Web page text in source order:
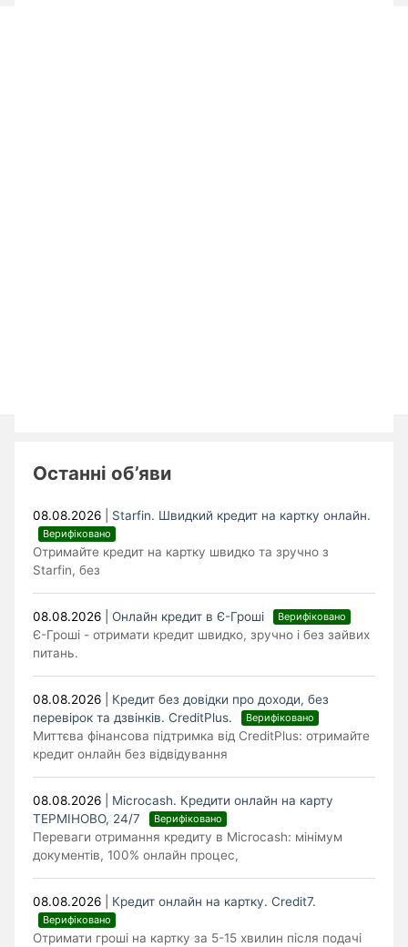
Останні об’яви
08.08.2026 Starfin. Швидкий кредит на картку онлайн.
Верифіковано
Отримайте кредит на картку швидко та зручно з
Starfin, без
08.08.2026 |Онлайн кредит в Є-Гроші Верифіковано
Є-Гроші - отримати кредит швидко, зручно і без зайвих
питань.
08.08.2026
Кредит без довідки про доходи, без
перевірок та дзвінків. CreditPlus.
Верифіковано
Миттєва фінансова підтримка від CreditPlus: отримайте
кредит онлайн без відвідування
08.08.2026
Microcash. Кредити онлайн на карту
ТЕРМІНОВО, 24/7
Верифіковано
Переваги отримання кредиту в Microcash: мінімум
документів, 100% онлайн процес,
08.08.2026 Кредит онлайн на картку. Credit7.
Верифіковано
Отримати гроші на картку за 5-15 хвилин після подачі